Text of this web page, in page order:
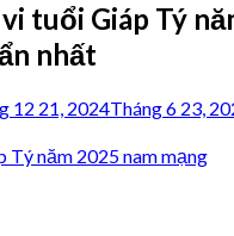
tuổi Giáp Tý
nhất
12 21, 2024Tháng 6 23,